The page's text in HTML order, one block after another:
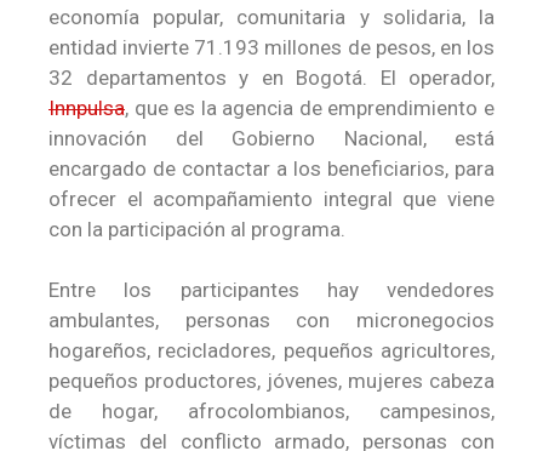
economía popular, comunitaria y solidaria, la
entidad invierte 71.193 millones de pesos, en los
32 departamentos y en Bogotá. El operador,
Innpulsa, que es la agencia de emprendimiento e
innovación del Gobierno Nacional, está
encargado de contactar a los beneficiarios, para
ofrecer el acompañamiento integral que viene
con la participación al programa.
Entre los participantes hay vendedores
ambulantes, personas con micronegocios
hogareños, recicladores, pequeños agricultores,
pequeños productores, jóvenes, mujeres cabeza
de hogar, afrocolombianos, campesinos,
víctimas del conflicto armado, personas con